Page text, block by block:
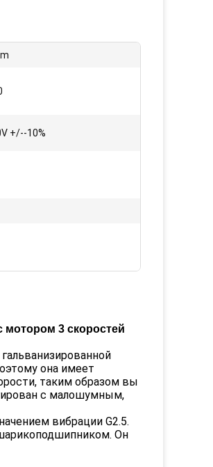
+/--10%
мотором 3 скоростей
она имеет
таким образом вы
с малошумным,
вибрации G2.5.
Он